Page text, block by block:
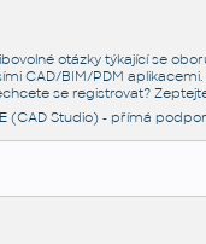
otázky týkající se
CAD/BIM/PDM
se registrovat?
(CAD Studio) - přímá